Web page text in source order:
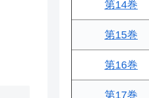
第14巻
第15巻
第16巻
第17巻